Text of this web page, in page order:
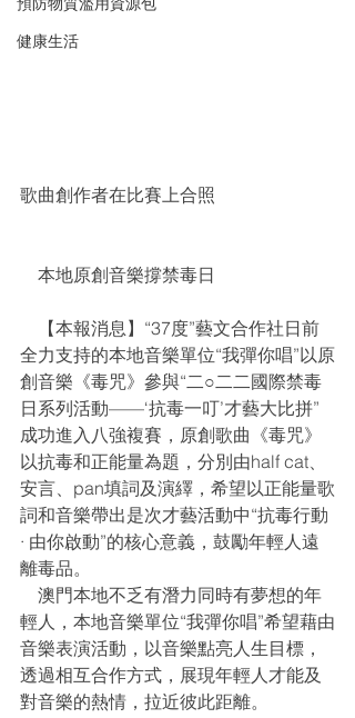
健康生活
歌曲創作者在比賽上合照
    本地原創音樂撐禁毒日
全力支持的本地音樂單位“我彈你唱”以原
創音樂《毒咒》參與“二○二二國際禁毒
日系列活動——‘抗毒一叮’才藝大比拼”
成功進入八強複賽，原創歌曲《毒咒》
以抗毒和正能量為題，分別由half cat、
安言、pan填詞及演繹，希望以正能量歌
詞和音樂帶出是次才藝活動中“抗毒行動
· 由你啟動”的核心意義，鼓勵年輕人遠
離毒品。
輕人，本地音樂單位“我彈你唱”希望藉由
音樂表演活動，以音樂點亮人生目標，
透過相互合作方式，展現年輕人才能及
對音樂的熱情，拉近彼此距離。